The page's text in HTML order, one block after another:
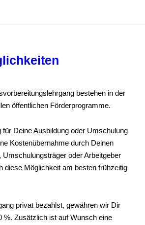
bestehen in der
öffentlichen Förderprogramme.
für Deine Ausbildung oder Umschulung
Kostenübernahme durch Deinen
Umschulungsträger oder Arbeitgeber
diese Möglichkeit am besten frühzeitig
privat bezahlst, gewähren wir Dir
%. Zusätzlich ist auf Wunsch eine